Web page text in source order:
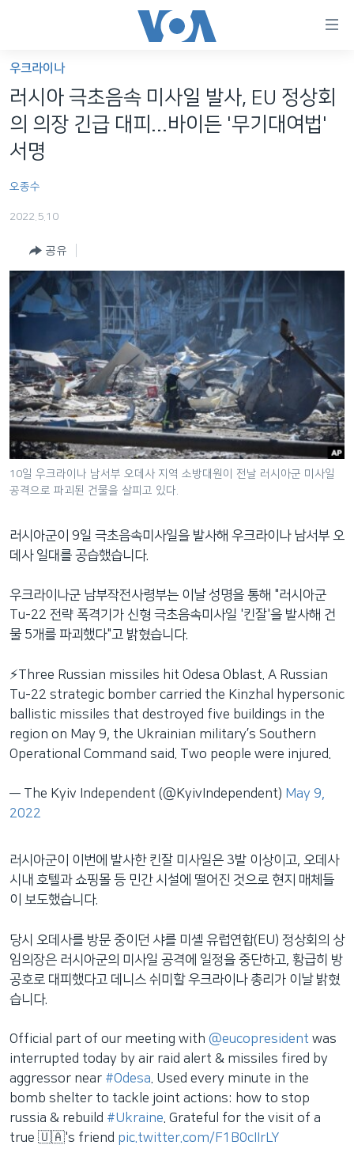
가
능
링
크
인
로
동
인
네
비
게
이
로
세계
VOD
FOLLOW US
언어 선택
우크라이나
러시아 극초음속 미사일 발사, EU 정상회
의 의장 긴급 대피...바이든 '무기대여법'
서명
오종수
2022.5.10
공유
10일 우크라이나 남서부 오데사 지역 소방대원이 전날 러시아군 미사일
공격으로 파괴된 건물을 살피고 있다.
러시아군이 9일 극초음속미사일을 발사해 우크라이나 남서부 오
데사 일대를 공습했습니다.
우크라이나군 남부작전사령부는 이날 성명을 통해 "러시아군
Tu-22 전략 폭격기가 신형 극초음속미사일 '킨잘'을 발사해 건
물 5개를 파괴했다"고 밝혔습니다.
⚡️Three Russian missiles hit Odesa Oblast. A Russian
Tu-22 strategic bomber carried the Kinzhal hypersonic
ballistic missiles that destroyed five buildings in the
region on May 9, the Ukrainian military’s Southern
Operational Command said. Two people were injured.
— The Kyiv Independent (@KyivIndependent) May 9,
2022
러시아군이 이번에 발사한 킨잘 미사일은 3발 이상이고, 오데사
시내 호텔과 쇼핑몰 등 민간 시설에 떨어진 것으로 현지 매체들
이 보도했습니다.
당시 오데사를 방문 중이던 샤를 미셸 유럽연합(EU) 정상회의 상
임의장은 러시아군의 미사일 공격에 일정을 중단하고, 황급히 방
공호로 대피했다고 데니스 쉬미할 우크라이나 총리가 이날 밝혔
습니다.
Official part of our meeting with @eucopresident was
interrupted today by air raid alert & missiles fired by
aggressor near #Odesa. Used every minute in the
bomb shelter to tackle joint actions: how to stop
russia & rebuild #Ukraine. Grateful for the visit of a
true 🇺🇦's friend pic.twitter.com/F1B0cIIrLY